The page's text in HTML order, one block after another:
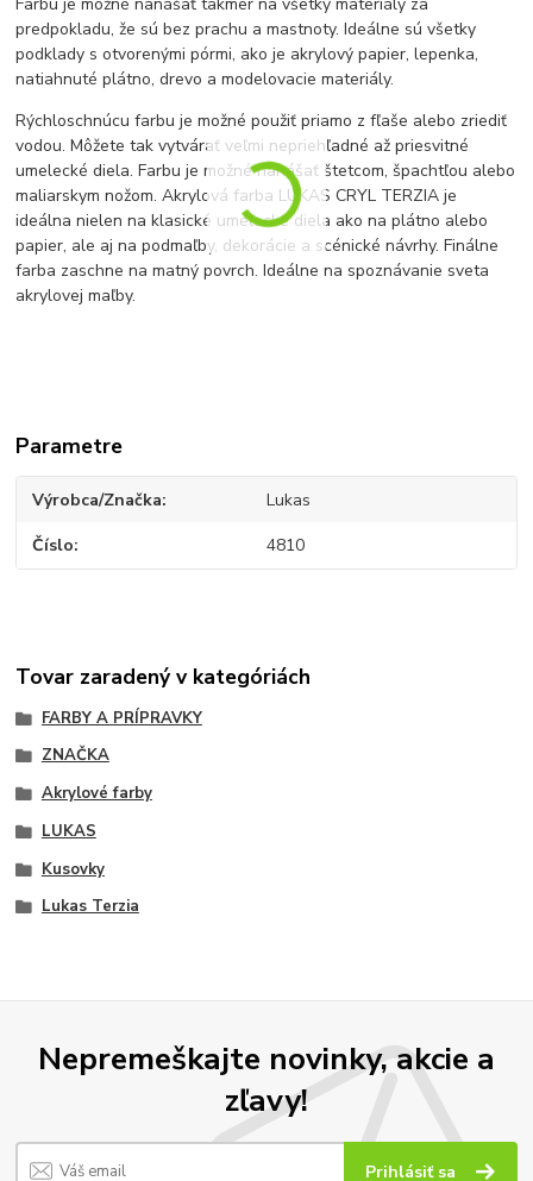
predpokladu, že sú bez prachu a mastnoty. Ideálne sú všetky
podklady s otvorenými pórmi, ako je akrylový papier, lepenka,
natiahnuté plátno, drevo a modelovacie materiály.
Rýchloschnúcu farbu je možné použiť priamo z fľaše alebo zriediť
vodou. Môžete tak vytvárať veľmi nepriehľadné až priesvitné
umelecké diela. Farbu je možné nanášať štetcom, špachtľou alebo
maliarskym nožom. Akrylová farba LUKAS CRYL TERZIA je
ideálna nielen na klasické umelecké diela ako na plátno alebo
papier, ale aj na podmaľby, dekorácie a scénické návrhy.Finálne
farba zaschne na matný povrch. Ideálne na spoznávanie sveta
akrylovej maľby.
Parametre
Výrobca/Značka Lukas
Číslo 4810
Tovar zaradený v kategóriách
FARBY A PRÍPRAVKY
ZNAČKA
Akrylové farby
LUKAS
Kusovky
Lukas Terzia
Nepremeškajte novinky, akcie a
zľavy!
Prihlásiť sa